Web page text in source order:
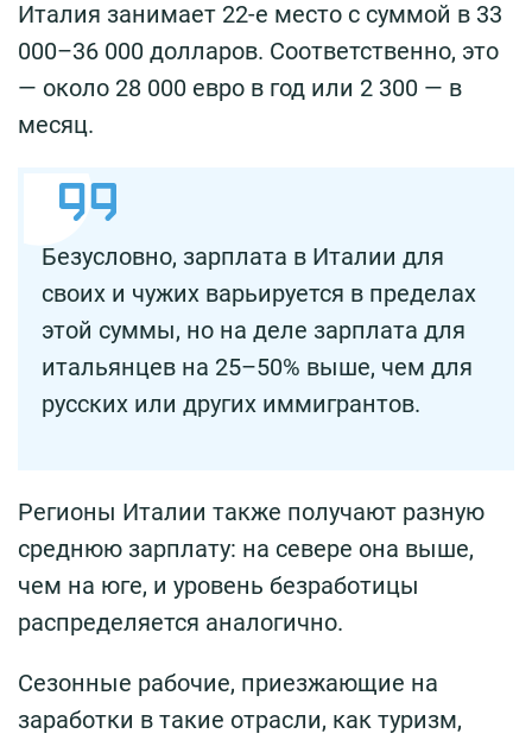
Италия занимает 22-е место с суммой в 33
000–36 000 долларов. Соответственно, это
— около 28 000 евро в год или 2 300 — в
месяц.
Безусловно, зарплата в Италии для
своих и чужих варьируется в пределах
этой суммы, но на деле зарплата для
итальянцев на 25–50% выше, чем для
русских или других иммигрантов.
Регионы Италии также получают разную
среднюю зарплату: на севере она выше,
чем на юге, и уровень безработицы
распределяется аналогично.
Сезонные рабочие, приезжающие на
заработки в такие отрасли, как туризм,